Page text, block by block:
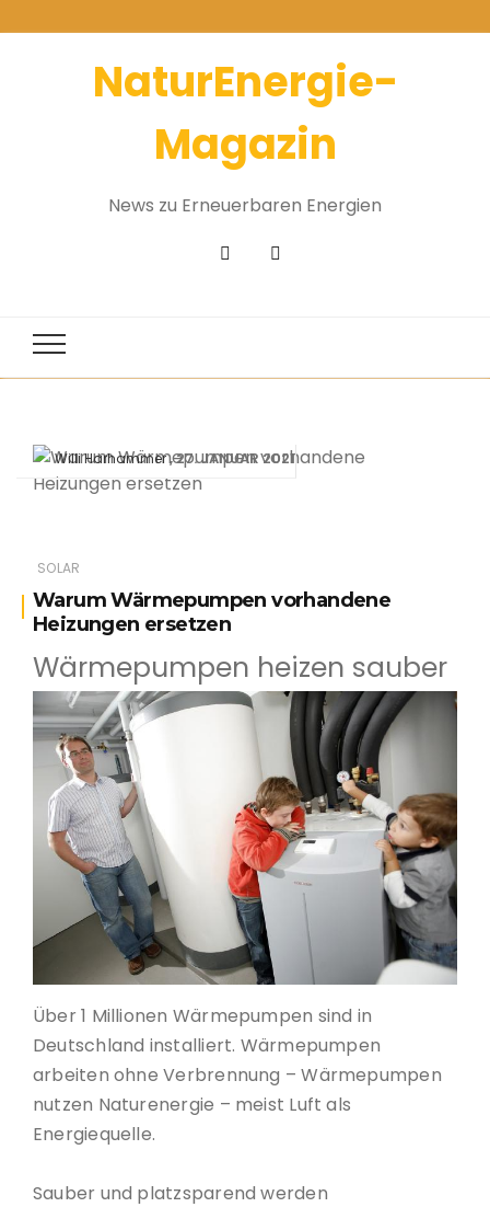
NaturEnergie-
Magazin
News zu Erneuerbaren Energien
SOLAR
Warum Wärmepumpen vorhandene
Heizungen ersetzen
Willi Harhammer 27. JANUAR 2021
Wärmepumpen heizen sauber
Über 1 Millionen Wärmepumpen sind in
Deutschland installiert. Wärmepumpen
arbeiten ohne Verbrennung – Wärmepumpen
nutzen Naturenergie – meist Luft als
Energiequelle.
Sauber und platzsparend werden